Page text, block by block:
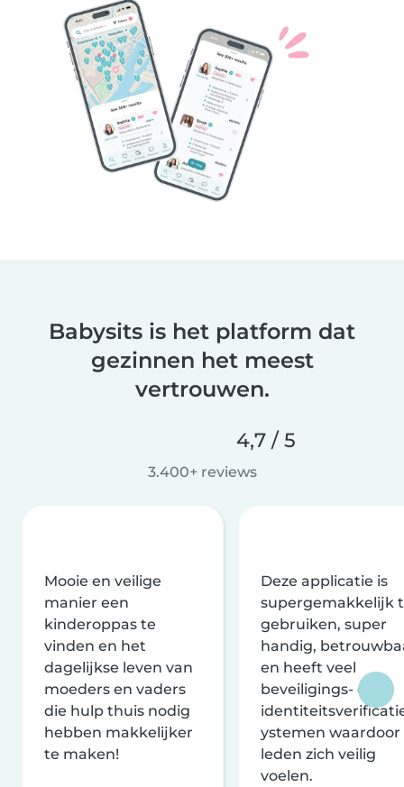
Babysits is het platform dat
gezinnen het meest
vertrouwen.
4,7 / 5
3.400+ reviews
Mooie en veilige
manier een
kinderoppas te
vinden en het
dagelijkse leven van
moeders en vaders
die hulp thuis nodig
hebben makkelijker
te maken!
Deze applicatie is
supergemakkelijk
gebruiken, super
handig,
en heeft veel
beveiligings- en
ystemen waardoor
leden zich veilig
voelen.